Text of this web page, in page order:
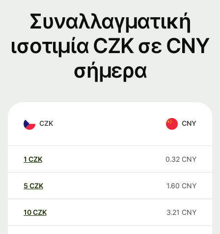
Συναλλαγματική
ισοτιμία CZK σε CNY
σήμερα
CZK CNY
1 CZK 0.32 CNY
5 CZK 1.60 CNY
10CZK 3.21 CNY